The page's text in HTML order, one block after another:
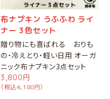
布ナプキン うふふわ ライ
ナー 3色セット
贈り物にも喜ばれる おりも
の・冷えとり・軽い日用 オーガ
ニック布ナプキン3点セット
3,800円
（税込4,180円）